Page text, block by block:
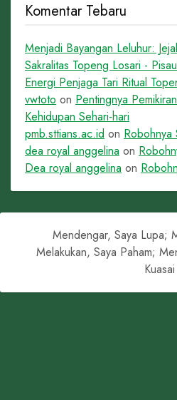
Komentar Tebaru
Menjadi Bayangan Leluhur:
Sakralitas Topeng Losari -
Energi Penjaga Tari Ritual
vwtoto on Pentingnya
Kehidupan Sehari-hari
pmb.sttians.ac.id on Robohnya
dea royal anggelina on
Dea royal anggelina on
Mendengar, Saya Lupa;
Melakukan, Saya Paham;
Kuasai